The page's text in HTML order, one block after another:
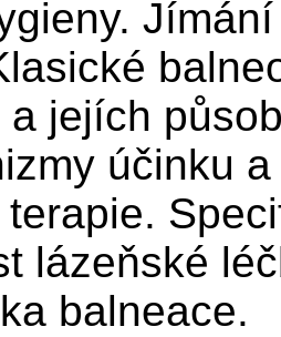
a jejích
účinku
lázeňské
balneace.